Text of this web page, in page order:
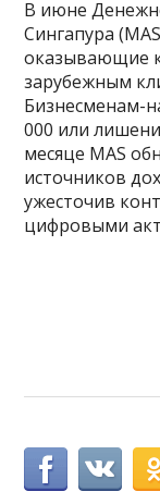
В июне
Сингапура
оказывающие
зарубежным
Бизнесменам-
000 или
месяце MAS
источников
ужесточив
цифровыми